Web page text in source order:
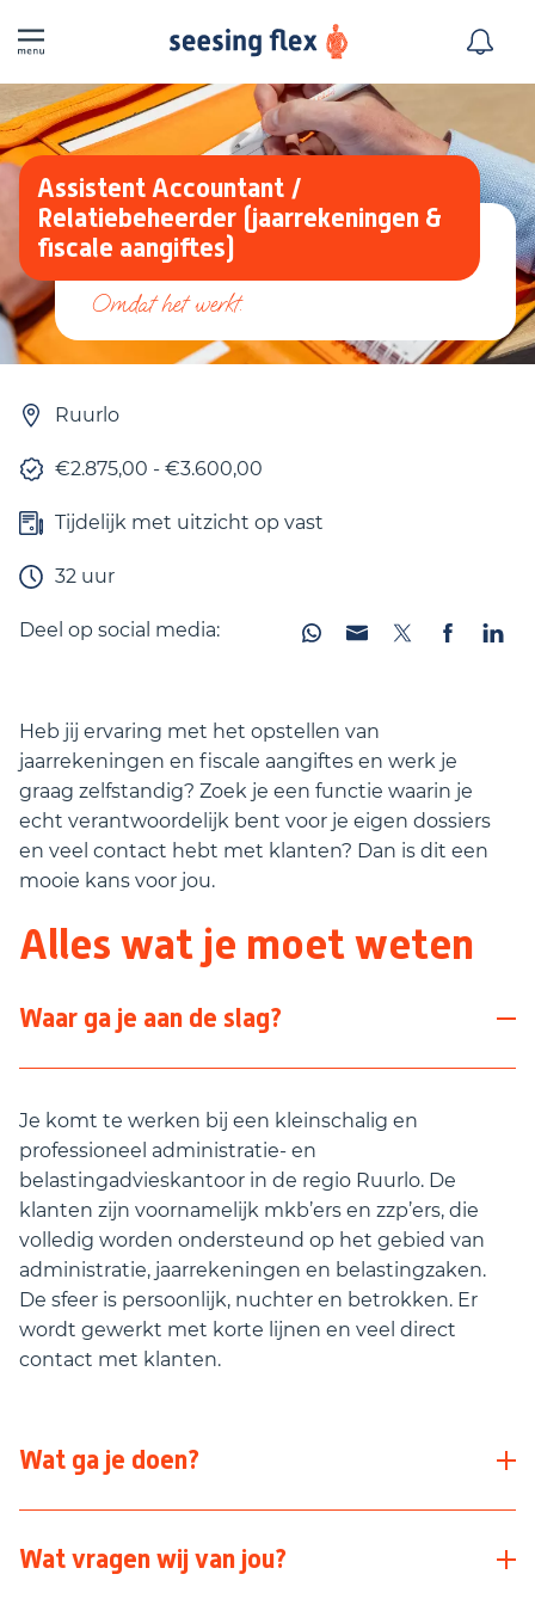
Assistent Accountant /
Relatiebeheerder (jaarrekeningen &
fiscale aangiftes)
Ruurlo
€2.875,00 - €3.600,00
Tijdelijk met uitzicht op vast
32 uur
Deel op social media:
Heb jij ervaring met het opstellen van
jaarrekeningen en fiscale aangiftes en werk je
graag zelfstandig? Zoek je een functie waarin je
echt verantwoordelijk bent voor je eigen dossiers
en veel contact hebt met klanten? Dan is dit een
mooie kans voor jou.
Alles wat je moet weten
Waar ga je aan de slag?
Je komt te werken bij een kleinschalig en
professioneel administratie- en
belastingadvieskantoor in de regio Ruurlo. De
klanten zijn voornamelijk mkb’ers en zzp’ers, die
volledig worden ondersteund op het gebied van
administratie, jaarrekeningen en belastingzaken.
De sfeer is persoonlijk, nuchter en betrokken. Er
wordt gewerkt met korte lijnen en veel direct
contact met klanten.
Wat ga je doen?
In deze functie ligt de focus op het samenstellen
van jaarrekeningen en het verzorgen van fiscale
Wat vragen wij van jou?